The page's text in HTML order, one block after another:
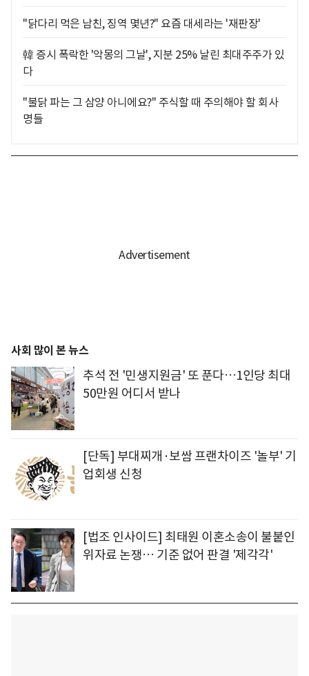
"닭다리 먹은 남친, 징역 몇년?" 요즘 대세라는 '재판장'
韓 증시 폭락한 '악몽의 그날', 지분 25% 날린 최대주주가 있
다
"불닭 파는 그 삼양 아니에요?" 주식할 때 주의해야 할 회사
명들
사회 많이 본 뉴스
추석 전 '민생지원금' 또 푼다…1인당 최대
50만원 어디서 받나
[단독] 부대찌개·보쌈 프랜차이즈 '놀부' 기
업회생 신청
[법조 인사이드] 최태원 이혼소송이 불붙인
위자료 논쟁… 기준 없어 판결 '제각각'